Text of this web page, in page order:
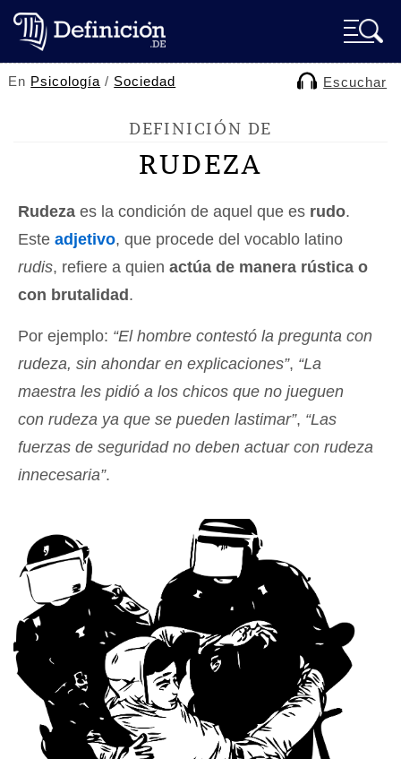
En Psicología / Sociedad Escuchar
DEFINICIÓN DE
RUDEZA
Rudeza es la condición de aquel que es rudo.
Este adjetivo, que procede del vocablo latino
rudis, refiere a quien actúa de manera rústica o
con brutalidad .
Por ejemplo: “El hombre contestó la pregunta con
rudeza, sin ahondar en explicaciones”, “La
maestra les pidió a los chicos que no jueguen
con rudeza ya que se pueden lastimar”, “Las
fuerzas de seguridad no deben actuar con rudeza
innecesaria”.